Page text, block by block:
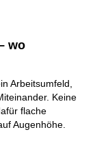
wo
Arbeitsumfeld,
Keine
flache
Augenhöhe.